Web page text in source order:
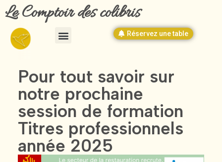
Le Comptoir des colibris
Réservez une table
Pour tout savoir sur
notre prochaine
session de formation
Titres professionnels
année 2025